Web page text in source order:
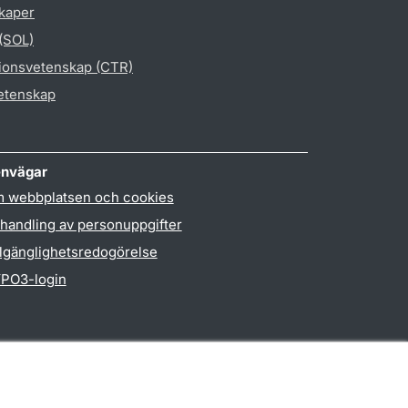
(CTR)
webbplatsen och cookies
av personuppgifter
login